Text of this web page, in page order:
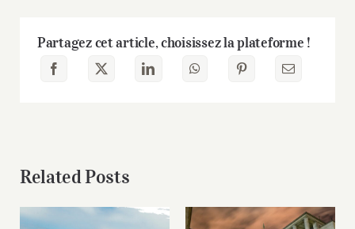
Partagez cet article, choisissez la plateforme !
Related Posts